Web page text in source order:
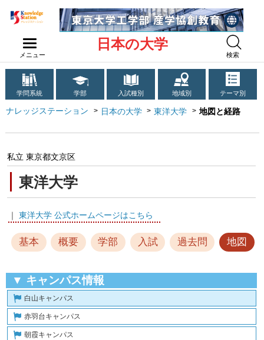
メニュー
日本の大学
検索
学問系統 学部 入試種別 地域別 テーマ別
ナレッジステーション 日本の大学 東洋大学 地図と経路
東洋大学
私立 東京都文京区
｜ 東洋大学 公式ホームページはこちら
基本 概要 学部 入試 過去問 地図
▼ キャンパス情報
白山キャンパス
赤羽台キャンパス
朝霞キャンパス